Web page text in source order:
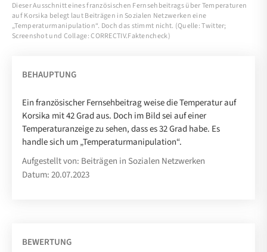
Dieser Ausschnitt eines französischen Fernsehbeitrags über Temperaturen
auf Korsika belegt laut Beiträgen in Sozialen Netzwerken eine
„Temperaturmanipulation“. Doch das stimmt nicht. (Quelle: Twitter;
Screenshot und Collage: CORRECTIV.Faktencheck)
BEHAUPTUNG
Ein französischer Fernsehbeitrag weise die Temperatur auf
Korsika mit 42 Grad aus. Doch im Bild sei auf einer
Temperaturanzeige zu sehen, dass es 32 Grad habe. Es
handle sich um „Temperaturmanipulation“.
Aufgestellt von: Beiträgen in Sozialen Netzwerken
Datum: 20.07.2023
BEWERTUNG